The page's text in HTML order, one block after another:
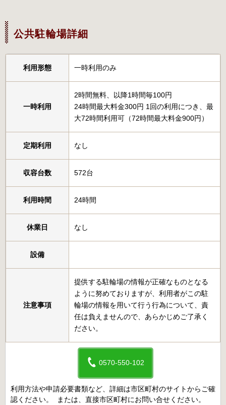
公共駐輪場詳細
利用形態 一時利用のみ
一時利用
2時間無料、以降1時間毎100円
24時間最大料金300円 1回の利用につき、最
大72時間利用可（72時間最大料金900円）
定期利用 なし
収容台数 572台
利用時間 24時間
休業日 なし
設備
注意事項
提供する駐輪場の情報が正確なものとなる
ように努めておりますが、利用者がこの駐
輪場の情報を用いて行う行為について、責
任は負えませんので、あらかじめご了承く
ださい。
0570-550-102
利用方法や申請必要書類など、詳細は市区町村のサイトからご確
認ください。 または、直接市区町村にお問い合せください。